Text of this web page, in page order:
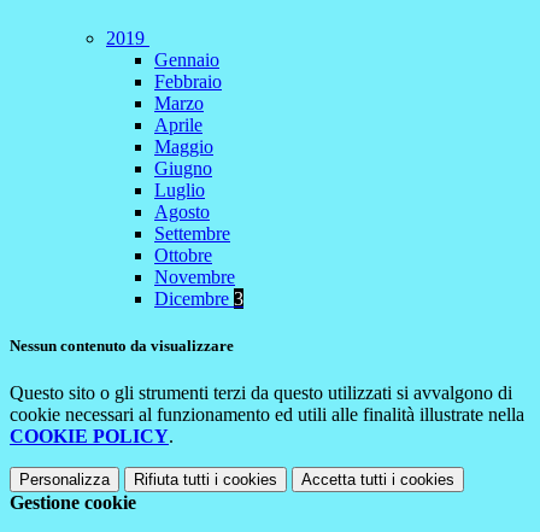
2019
Gennaio
Febbraio
Marzo
Aprile
Maggio
Giugno
Luglio
Agosto
Settembre
Ottobre
Novembre
Dicembre 3
Nessun contenuto da visualizzare
Questo sito o gli strumenti terzi da questo utilizzati si avvalgono di
cookie necessari al funzionamento ed utili alle finalità illustrate nella
COOKIE POLICY.
Personalizza Rifiuta tutti i cookies Accetta tutti i cookies
Gestione cookie